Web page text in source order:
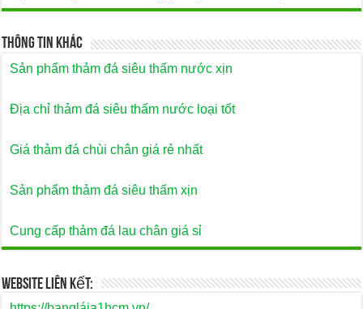
Thông Tin Khác
Sản phẩm thảm đá siêu thấm nước xịn
Địa chỉ thảm đá siêu thấm nước loại tốt
Giá thảm đá chùi chân giá rẻ nhất
Sản phẩm thảm đá siêu thấm xịn
Cung cấp thảm đá lau chân giá sỉ
Website Liên Kết: